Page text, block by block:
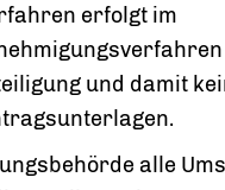
erfolgt im
und damit
alle